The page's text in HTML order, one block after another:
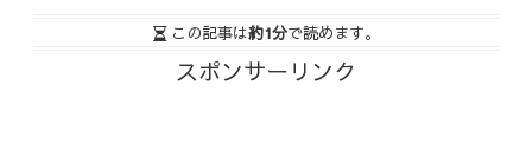
この記事は約1分で読めます。
スポンサーリンク